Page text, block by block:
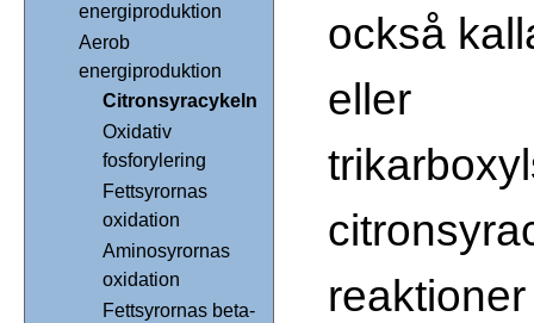
energiproduktion
Aerob
energiproduktion
Citronsyracykeln
Oxidativ
fosforylering
Fettsyrornas
oxidation
Aminosyrornas
oxidation
Fettsyrornas beta-
också
eller